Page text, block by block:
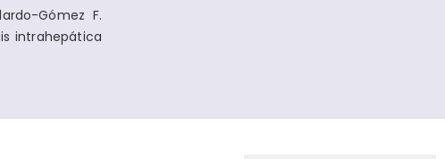
Gómez F.
intrahepática